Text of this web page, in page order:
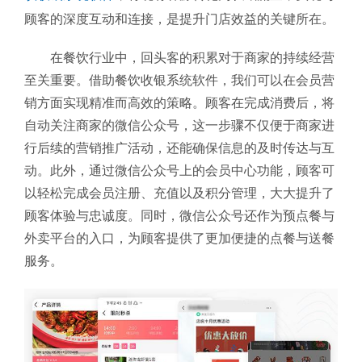
顾客的深度互动和连接，是提升门店效益的关键所在。
在餐饮行业中，回头客的积累对于商家的持续经营
至关重要。借助餐饮收银系统软件，我们可以在会员营
销方面实现精准而高效的策略。顾客在完成消费后，将
自动关注商家的微信公众号，这一步骤不仅便于商家进
行后续的营销推广活动，还能确保信息的及时传达与互
动。此外，通过微信公众号上的会员中心功能，顾客可
以轻松完成会员注册、充值以及积分管理，大大提升了
顾客体验与忠诚度。同时，微信公众号还作为预点餐与
外卖平台的入口，为顾客提供了更加便捷的点餐与送餐
服务。